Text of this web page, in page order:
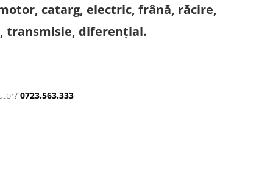
catarg, electric, frână, răcire,
transmisie, diferențial.
0723.563.333